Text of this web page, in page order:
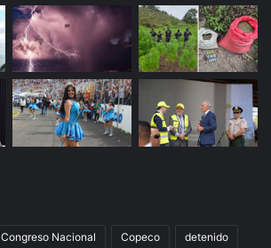
Congreso Nacional Copeco detenido